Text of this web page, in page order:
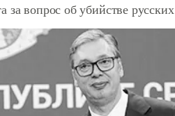
вопрос об убийстве русских